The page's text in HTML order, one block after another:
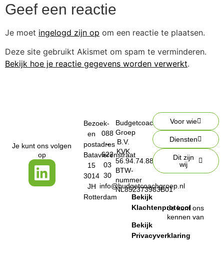
Geef een reactie
Je moet ingelogd zijn op om een reactie te plaatsen.
Deze site gebruikt Akismet om spam te verminderen.
Bekijk hoe je reactie gegevens worden verwerkt.
Je kunt ons volgen
op
Bezoek-
en
postadres
Batavierenstraat
15
3014
JH
Rotterdam
088
–
622
03
30
info@budgetcoachgroep.nl
Budgetcoach
Groep
B.V.
KVK
56.94.74.88
BTW-
nummer
NL852373983B01
Bekijk
Privacyverklaring
Bekijk
Klachtenprotocol
Voor wie
Diensten
Dit zijn
wij
Je kunt ons
kennen van